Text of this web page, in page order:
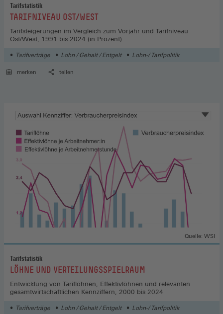
Tarifstatistik
:
TARIFNIVEAU OST/WEST
Tarifsteigerungen im Vergleich zum Vorjahr und Tarifniveau
Ost/West, 1991 bis 2024 (in Prozent)
Tarifverträge Lohn / Gehalt / Entgelt Lohn-/ Tarifpolitik
merken teilen
Tarifstatistik
:LÖHNE UND VERTEILUNGSSPIELRAUM
Entwicklung von Tariflöhnen, Effektivlöhnen und relevanten
gesamtwirtschaftlichen Kennziffern, 2000 bis 2024
Quelle: WSI
Tarifverträge Lohn / Gehalt / Entgelt Lohn-/ Tarifpolitik